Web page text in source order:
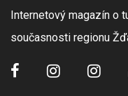
Internetový magazín o
současnosti regionu